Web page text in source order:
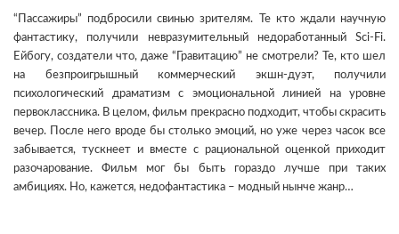
“Пассажиры” подбросили свинью зрителям. Те кто ждали научную
фантастику, получили невразумительный недоработанный Sci-Fi.
Ейбогу, создатели что, даже “Гравитацию” не смотрели? Те, кто шел
на безпроигрышный коммерческий экшн-дуэт, получили
психологический драматизм с эмоциональной линией на уровне
первоклассника. В целом, фильм прекрасно подходит, чтобы скрасить
вечер. После него вроде бы столько эмоций, но уже через часок все
забывается, тускнеет и вместе с рациональной оценкой приходит
разочарование. Фильм мог бы быть гораздо лучше при таких
амбициях. Но, кажется, недофантастика – модный нынче жанр…